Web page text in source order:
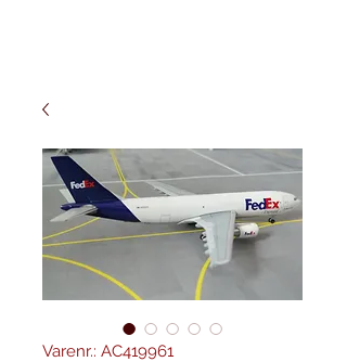
Varenr.: AC419961